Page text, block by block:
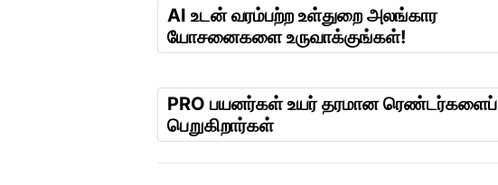
AI உடன் வரம்பற்ற உள்துறை அலங்கார
யோசனைகளை உருவாக்குங்கள்!
PRO பயனர்கள் உயர் தரமான ரெண்டர்களைப்
பெறுகிறார்கள்